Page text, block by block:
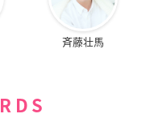
斉藤壮馬